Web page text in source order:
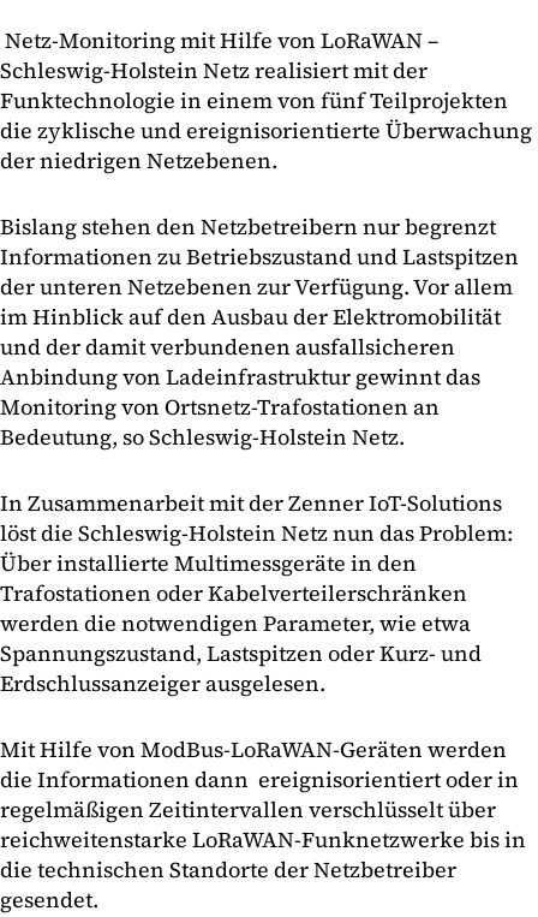
Netz-Monitoring mit Hilfe von LoRaWAN –
Schleswig-Holstein Netz realisiert mit der
Funktechnologie in einem von fünf Teilprojekten
die zyklische und ereignisorientierte Überwachung
der niedrigen Netzebenen.
Bislang stehen den Netzbetreibern nur begrenzt
Informationen zu Betriebszustand und Lastspitzen
der unteren Netzebenen zur Verfügung. Vor allem
im Hinblick auf den Ausbau der Elektromobilität
und der damit verbundenen ausfallsicheren
Anbindung von Ladeinfrastruktur gewinnt das
Monitoring von Ortsnetz-Trafostationen an
Bedeutung, so Schleswig-Holstein Netz.
In Zusammenarbeit mit der Zenner IoT-Solutions
löst die Schleswig-Holstein Netz nun das Problem:
Über installierte Multimessgeräte in den
Trafostationen oder Kabelverteilerschränken
werden die notwendigen Parameter, wie etwa
Spannungszustand, Lastspitzen oder Kurz- und
Erdschlussanzeiger ausgelesen.
Mit Hilfe von ModBus-LoRaWAN-Geräten werden
die Informationen dann ereignisorientiert oder in
regelmäßigen Zeitintervallen verschlüsselt über
reichweitenstarke LoRaWAN-Funknetzwerke bis in
die technischen Standorte der Netzbetreiber
gesendet.